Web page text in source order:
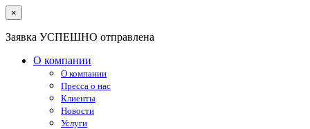
×
Заявка УСПЕШНО отправлена
О компании
О компании
Пресса о нас
Клиенты
Новости
Услуги